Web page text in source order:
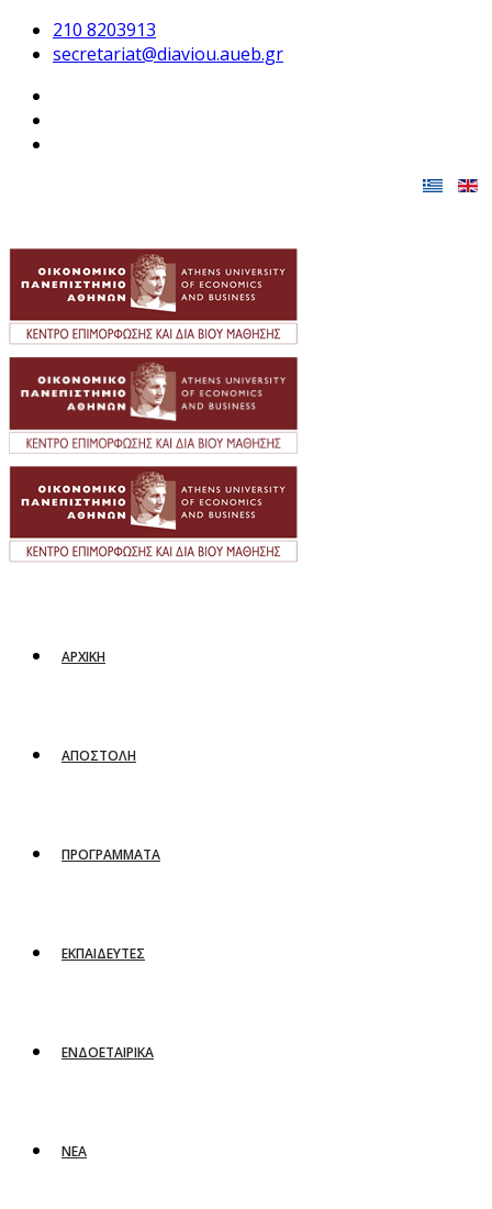
210 8203913
secretariat@diaviou.aueb.gr
ΑΡΧΙΚΗ
ΑΠΟΣΤΟΛΗ
ΠΡΟΓΡΑΜΜΑΤΑ
ΕΚΠΑΙΔΕΥΤΕΣ
ΕΝΔΟΕΤΑΙΡΙΚΑ
ΝΕΑ